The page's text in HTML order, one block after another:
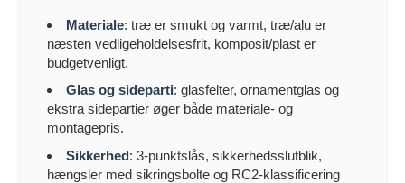
Materiale: træ er smukt og varmt, træ/alu er
næsten vedligeholdelsesfrit, komposit/plast er
budgetvenligt.
Glas og sideparti: glasfelter, ornamentglas og
ekstra sidepartier øger både materiale- og
montagepris.
Sikkerhed: 3-punktslås, sikkerhedsslutblik,
hængsler med sikringsbolte og RC2-klassificering